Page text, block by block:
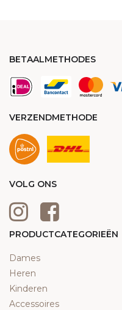
BETAALMETHODES
VERZENDMETHODE
VOLG ONS
PRODUCTCATEGORIEËN
Dames
Heren
Kinderen
Accessoires